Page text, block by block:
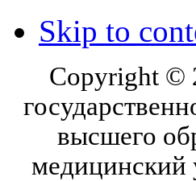
Skip to
Copyright ©
высшего
медицинский